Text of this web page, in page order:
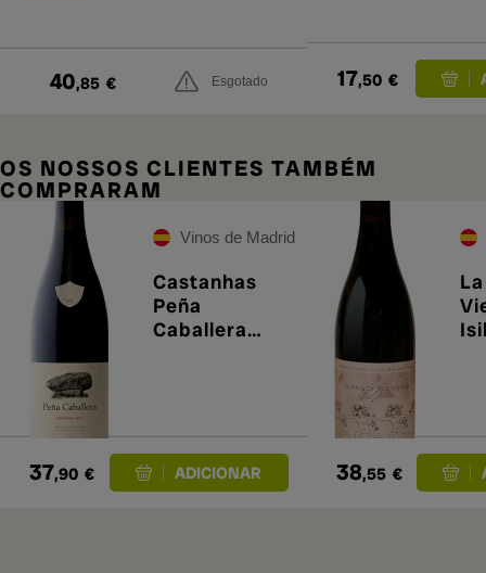
40,85 € Esgotado 17,50 €
OS NOSSOS CLIENTES TAMBÉM
COMPRARAM
Vinos de Madrid
Castanhas
Peña
Caballera
37,90 € 38,55 €